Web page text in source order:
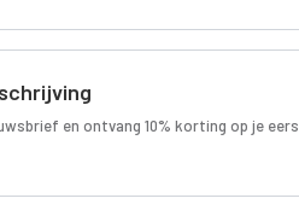
en ontvang 10% korting op je